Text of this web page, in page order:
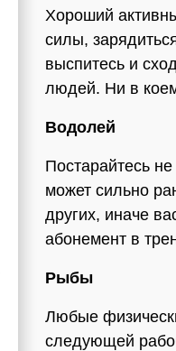
Хороший
силы,
выспитесь и
людей. Ни в
Водолей
Постарайтесь
может сильно
других, иначе
абонемент в
Рыбы
Любые
следующей